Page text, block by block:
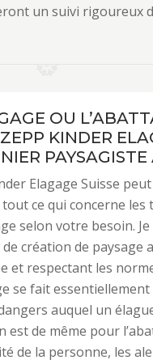
un suivi rigoureux
OU
KINDER
PAYSAGISTE
Elagage Suisse
ce qui concerne les
selon votre besoin.
création de paysage
et respectant les
se fait
auquel un
est de même pour
de la personne, les